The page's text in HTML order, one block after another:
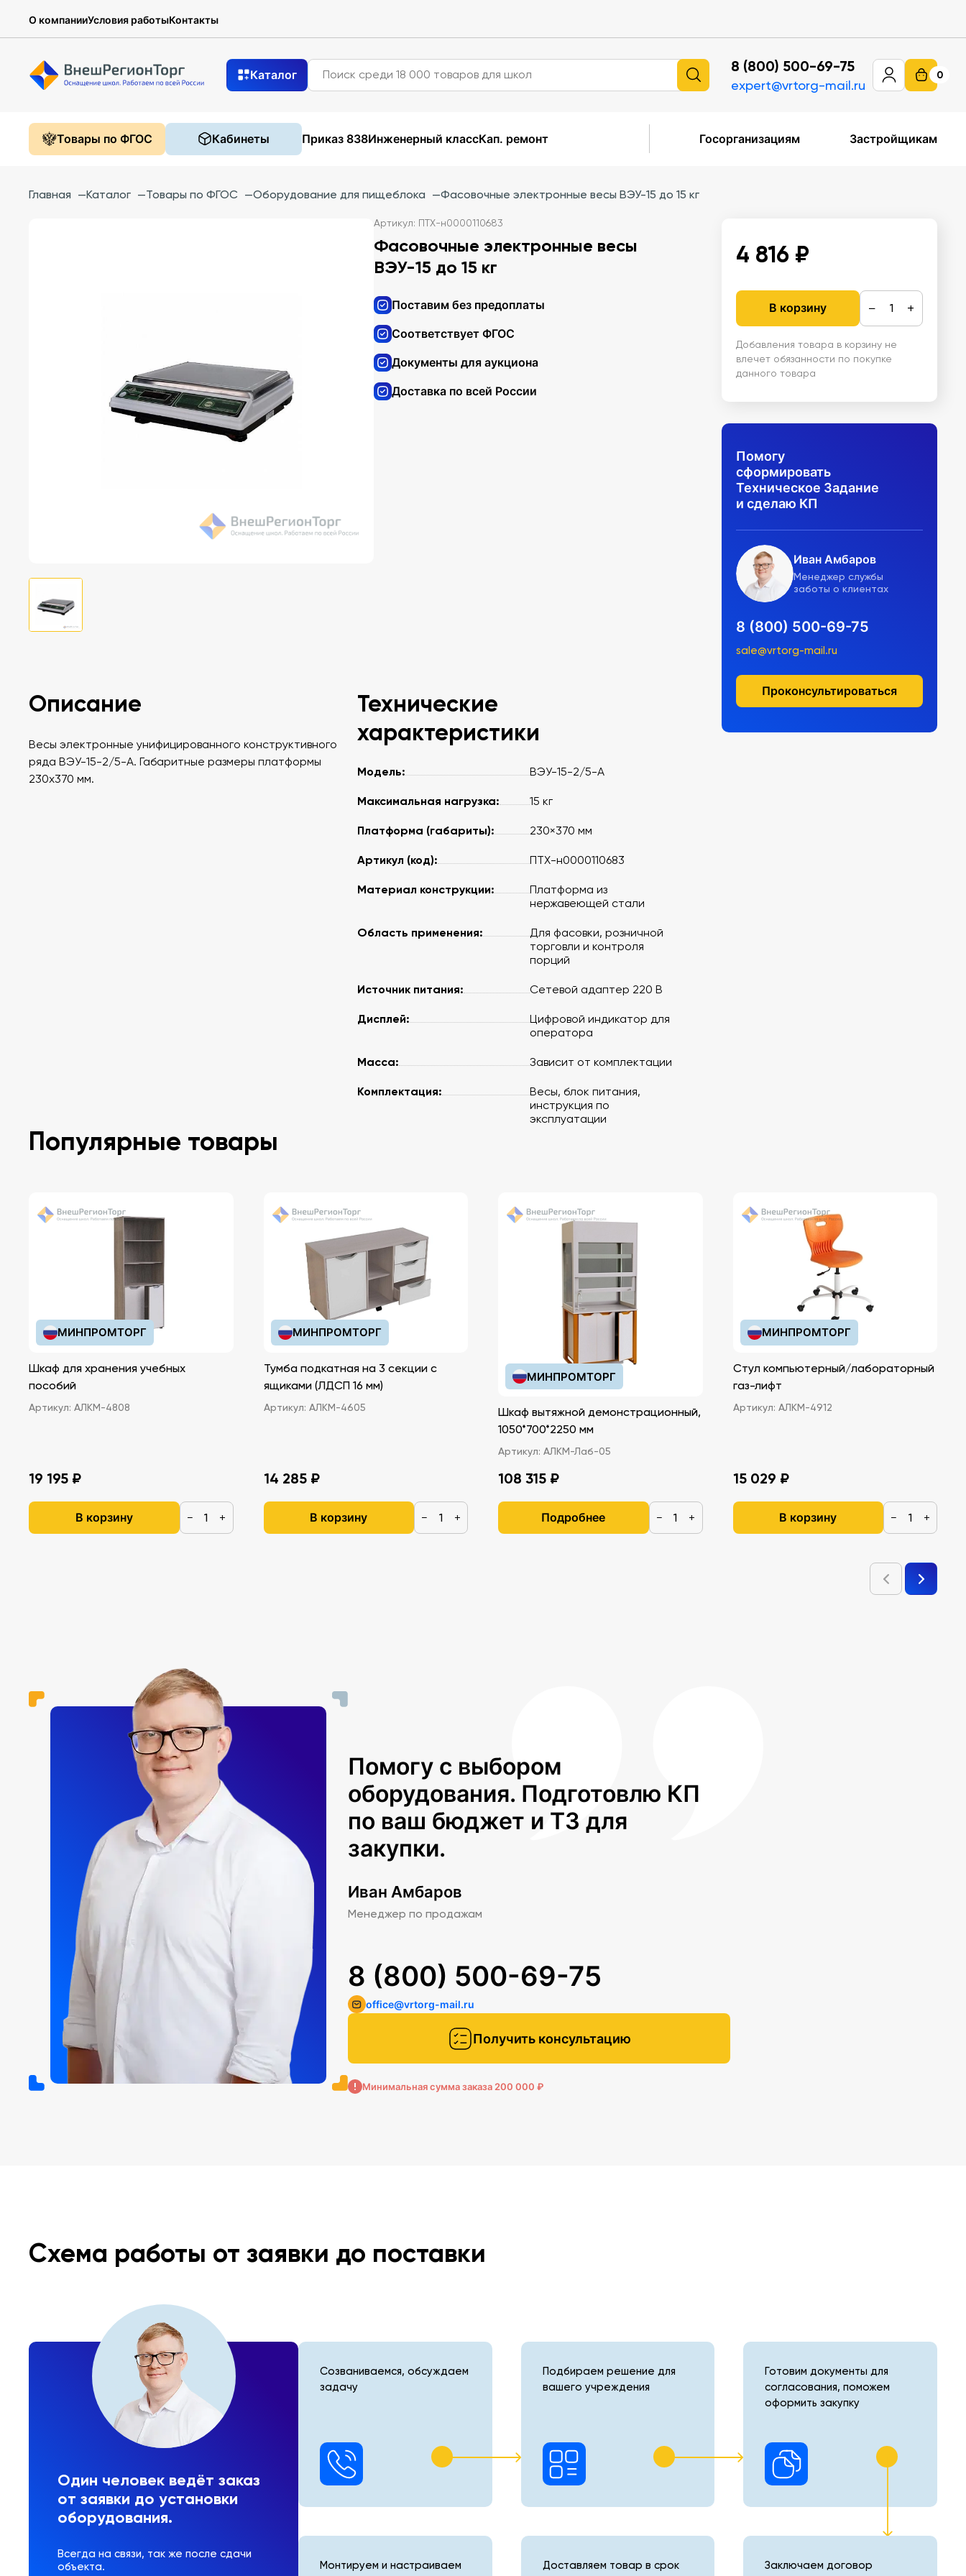
О компанииУсловия работыКонтакты
Каталог 8 (800) 500-69-75
expert@vrtorg-mail.ru
0
Товары по ФГОС Кабинеты Приказ 838Инженерный классКап. ремонт Госорганизациям Застройщикам
Главная —Каталог —Товары по ФГОС —Оборудование для пищеблока —Фасовочные электронные весы ВЭУ-15 до 15 кг
Артикул: ПТХ-н0000110683
Фасовочные электронные весы
ВЭУ-15 до 15 кг
Поставим без предоплаты
Соответствует ФГОС
Документы для аукциона
Доставка по всей России
4 816 ₽
В корзину − +
Добавления товара в корзину не
влечет обязанности по покупке
данного товара
Помогу
сформировать
Техническое Задание
и сделаю КП
Иван Амбаров
Менеджер службы
заботы о клиентах
8 (800) 500-69-75
sale@vrtorg-mail.ru
Проконсультироваться
Описание
Весы электронные унифицированного конструктивного
ряда ВЭУ-15-2/5-А. Габаритные размеры платформы
230х370 мм.
Технические
характеристики
Модель: ВЭУ-15-2/5-А
Максимальная нагрузка: 15 кг
Платформа (габариты): 230×370 мм
Артикул (код): ПТХ-н0000110683
Материал конструкции:
Платформа из
нержавеющей стали
Область применения:
Для фасовки, розничной
торговли и контроля
порций
Источник питания: Сетевой адаптер 220 В
Дисплей:
Цифровой индикатор для
оператора
Масса: Зависит от комплектации
Комплектация:
Весы, блок питания,
инструкция по
эксплуатации
Популярные товары
МИНПРОМТОРГ
Шкаф для хранения учебных
пособий
Артикул: АЛКМ-4808
19 195 ₽
В корзину − +
МИНПРОМТОРГ
Тумба подкатная на 3 секции с
ящиками (ЛДСП 16 мм)
Артикул: АЛКМ-4605
14 285 ₽
В корзину − +
МИНПРОМТОРГ
Шкаф вытяжной демонстрационный,
1050*700*2250 мм
Артикул: АЛКМ-Лаб-05
108 315 ₽
Подробнее − +
МИНПРОМТОРГ
Стул компьютерный/лабораторный
газ-лифт
Артикул: АЛКМ-4912
15 029 ₽
В корзину − +
Помогу с выбором
оборудования. Подготовлю КП
по ваш бюджет и ТЗ для
закупки.
Иван Амбаров
Менеджер по продажам
Получить консультацию
8 (800) 500-69-75
office@vrtorg-mail.ru
Минимальная сумма заказа 200 000 ₽
Схема работы от заявки до поставки
Один человек ведёт заказ
от заявки до установки
оборудования.
Всегда на связи, так же после сдачи
объекта.
Созваниваемся, обсуждаем
задачу
Подбираем решение для
вашего учреждения
Готовим документы для
согласования, поможем
оформить закупку
Монтируем и настраиваем
Доставляем товар в срок Заключаем договор